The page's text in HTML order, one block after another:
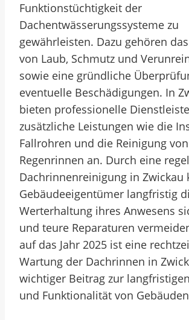
Funktionstüchtigkeit der
Dachentwässerungssysteme zu
gewährleisten. Dazu gehören
von Laub, Schmutz und
sowie eine gründliche
eventuelle Beschädigungen. In
bieten professionelle
zusätzliche Leistungen wie die
Fallrohren und die Reinigung von
Regenrinnen an. Durch eine
Dachrinnenreinigung in Zwickau
Gebäudeeigentümer langfristig
Werterhaltung ihres Anwesens
und teure Reparaturen
auf das Jahr 2025 ist eine
Wartung der Dachrinnen in
wichtiger Beitrag zur
und Funktionalität von